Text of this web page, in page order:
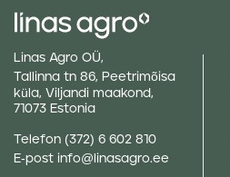
Linas Agro OÜ,
Tallinna tn 86, Peetrimõisa
küla, Viljandi maakond,
71073 Estonia
Telefon (372) 6 602 810
E-post info@linasagro.ee